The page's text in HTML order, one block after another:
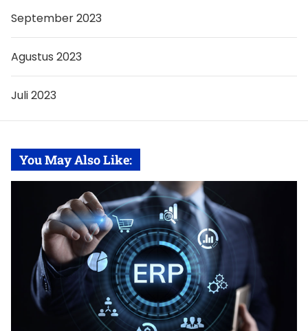
September 2023
Agustus 2023
Juli 2023
You May Also Like: